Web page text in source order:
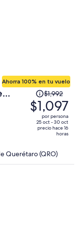
Ahorra 100% en tu vuelo
precio
era
de
$1,992
ahora
es
$1,992
$1,097
por persona
25 oct - 30 oct
precio hace 16
horas
Querétaro (QRO)